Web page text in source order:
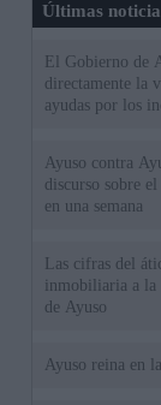
Últimas
El Gobierno de
directamente la
ayudas por los
Ayuso contra
discurso sobre
en una semana
Las cifras del
inmobiliaria a la
de Ayuso
Ayuso reina en